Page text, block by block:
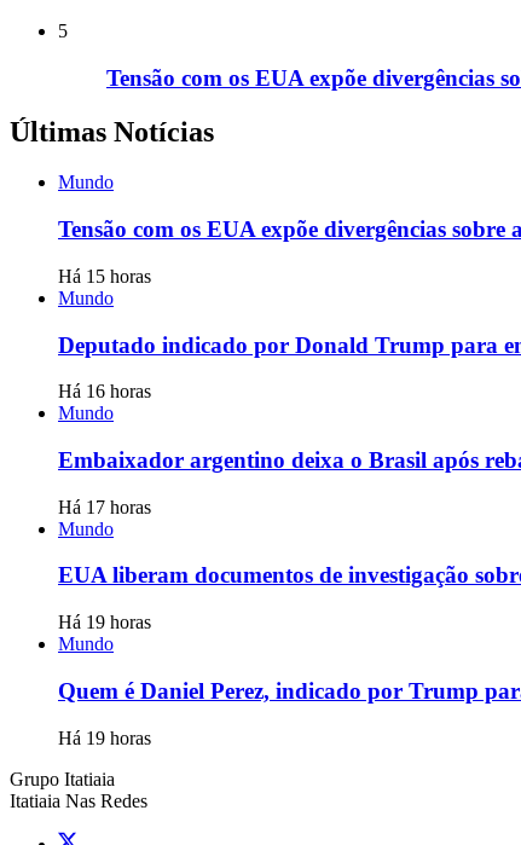
5
Tensão com os EUA expõe divergências
Últimas Notícias
Mundo
Tensão com os EUA expõe divergências
Há 15 horas
Mundo
Deputado indicado por Donald Trump para
Há 16 horas
Mundo
Embaixador argentino deixa o Brasil após
Há 17 horas
Mundo
EUA liberam documentos de investigação
Há 19 horas
Mundo
Quem é Daniel Perez, indicado por Trump
Há 19 horas
Grupo Itatiaia
Itatiaia Nas Redes